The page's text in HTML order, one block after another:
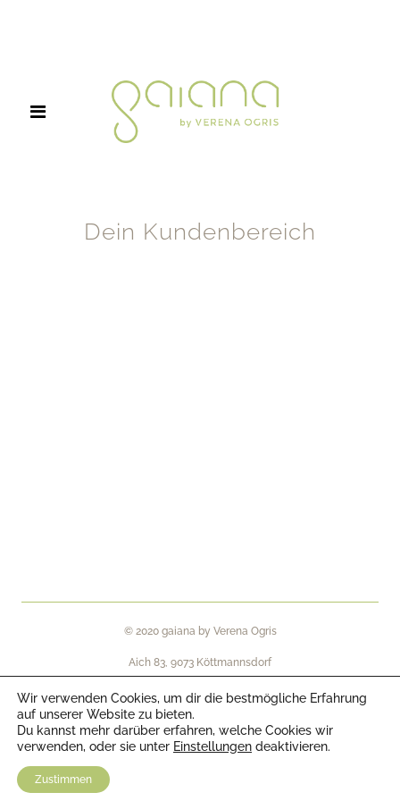
Dein Kundenbereich
© 2020 gaiana by Verena Ogris
Aich 83, 9073 Köttmannsdorf
Impressum,AGBs
Wir verwenden Cookies, um dir die bestmögliche Erfahrung
auf unserer Website zu bieten.
Du kannst mehr darüber erfahren, welche Cookies wir
verwenden, oder sie unter Einstellungen deaktivieren.
Zustimmen